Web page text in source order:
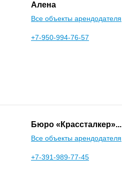
Алена
Все объекты арендодателя
+7-950-994-76-57
Бюро «Крассталкер»...
Все объекты арендодателя
+7-391-989-77-45